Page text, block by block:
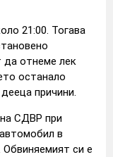
21:00. Тогава
да отнеме лек
останало
причини.
СДВР при
в
си е